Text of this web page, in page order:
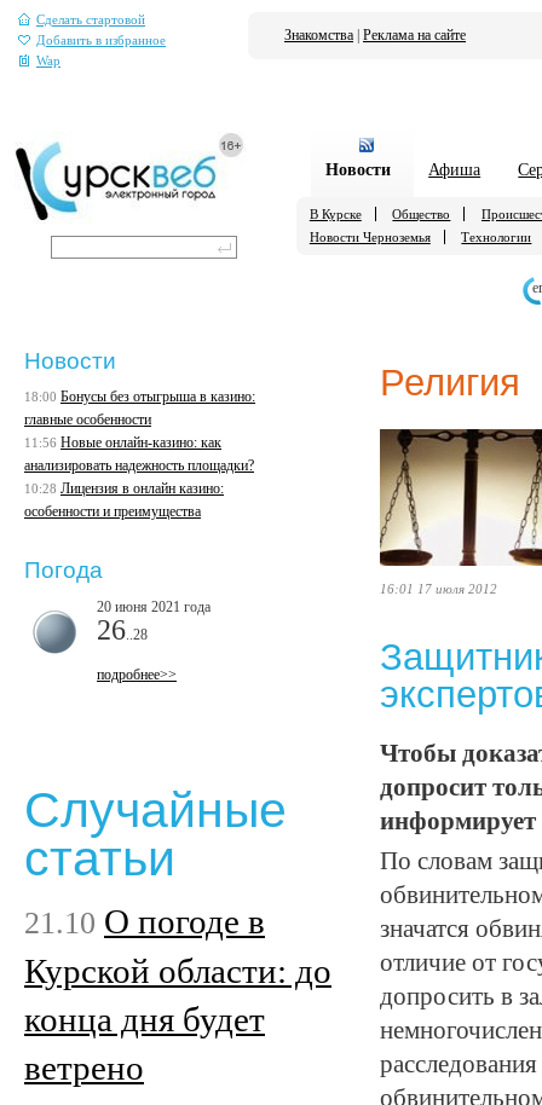
Сделать стартовой
Добавить в избранное
Wap
Знакомства Реклама на сайте
Новости Афиша
В Курске Общество
Новости Черноземья
Технологии
Религия
16:01 17 июля 2012
Чтобы
допросит
информирует
По словам
значатся
отличие от
допросить в
Новости
18:00 Бонусы без отыгрыша в казино:
главные особенности
11:56 Новые онлайн-казино: как
анализировать надежность площадки?
10:28 Лицензия в онлайн казино:
особенности и преимущества
Погода
20 июня 2021 года
26 ..28
подробнее>>
Случайные
статьи
21.10 О погоде в
Курской области: до
конца дня будет
ветрено